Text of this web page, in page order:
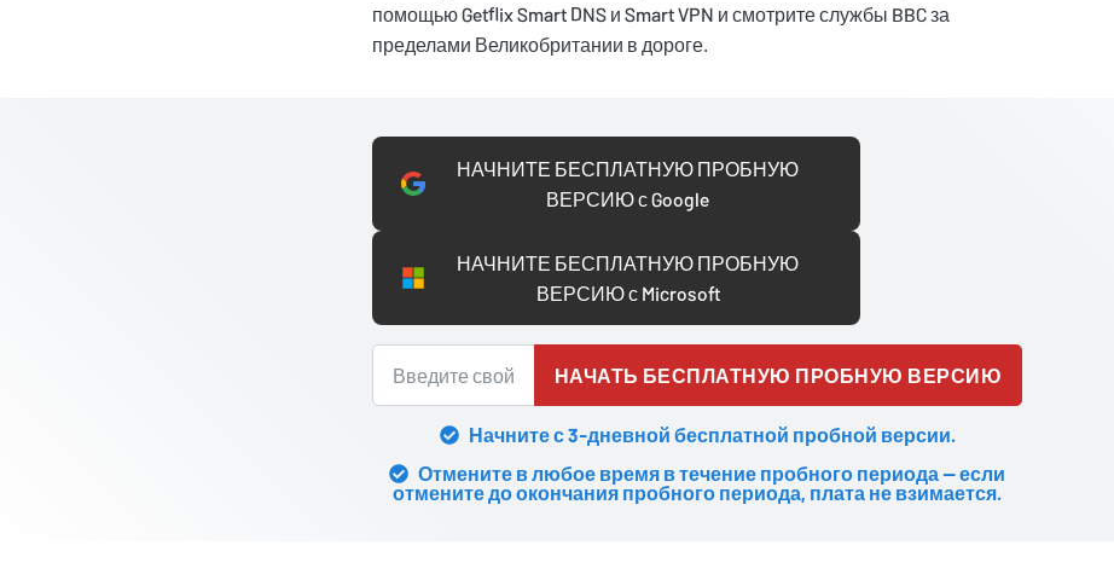
помощью Getflix Smart DNS и Smart VPN и смотрите службы BBC за
пределами Великобритании в дороге.
НАЧНИТЕ БЕСПЛАТНУЮ ПРОБНУЮ
ВЕРСИЮ с Google
НАЧНИТЕ БЕСПЛАТНУЮ ПРОБНУЮ
ВЕРСИЮ с Microsoft
НАЧАТЬ БЕСПЛАТНУЮ ПРОБНУЮ ВЕРСИЮ
Начните с 3-дневной бесплатной пробной версии.
Отмените в любое время в течение пробного периода — если
отмените до окончания пробного периода, плата не взимается.